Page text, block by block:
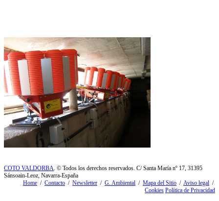
COTO VALDORBA . © Todos los derechos reservados. C/ Santa María nº 17, 31395
Sánsoain-Leoz, Navarra-España
Home / Contacto / Newsletter / G. Ambiental / Mapa del Sitio / Aviso legal /
Cookies Política de Privacidad